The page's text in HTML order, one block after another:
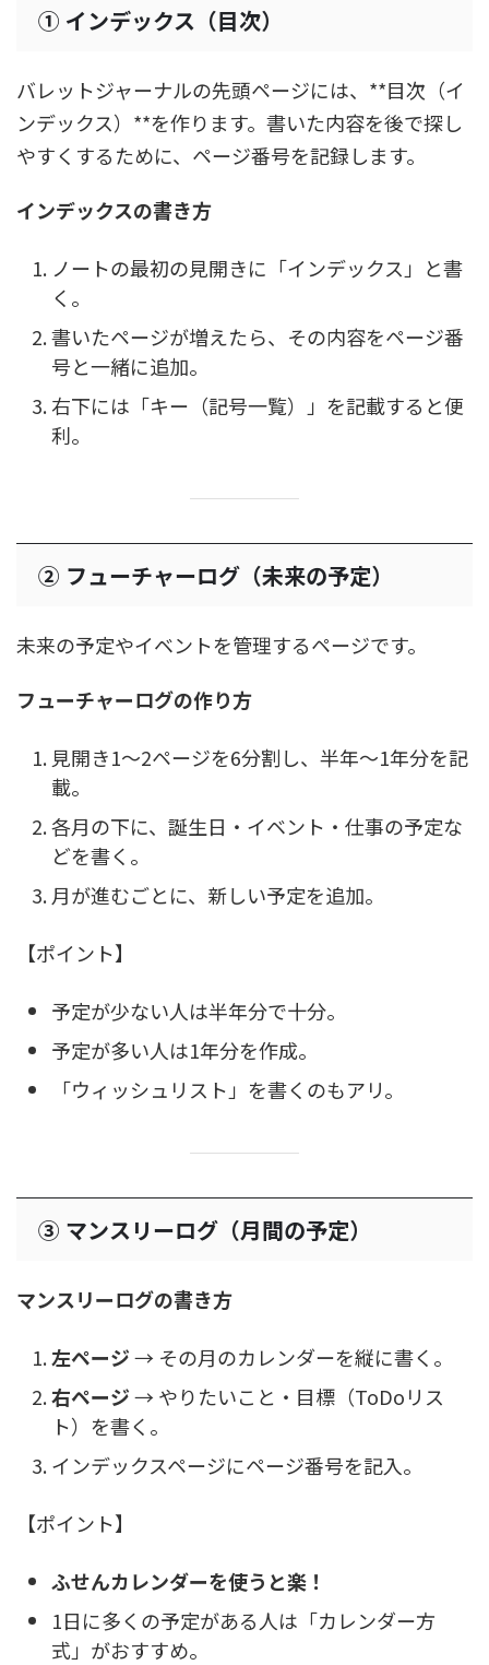
① インデックス（目次）
バレットジャーナルの先頭ページには、**目次（イ
ンデックス）**を作ります。書いた内容を後で探し
やすくするために、ページ番号を記録します。
インデックスの書き方
ノートの最初の見開きに「インデックス」と書
く。
書いたページが増えたら、その内容をページ番
号と一緒に追加。
右下には「キー（記号一覧）」を記載すると便
利。
② フューチャーログ（未来の予定）
未来の予定やイベントを管理するページです。
フューチャーログの作り方
見開き1〜2ページを6分割し、半年〜1年分を記
載。
各月の下に、誕生日・イベント・仕事の予定な
どを書く。
月が進むごとに、新しい予定を追加。
【ポイント】
予定が少ない人は半年分で十分。
予定が多い人は1年分を作成。
「ウィッシュリスト」を書くのもアリ。
③ マンスリーログ（月間の予定）
マンスリーログの書き方
左ページ→ その月のカレンダーを縦に書く。
右ページ→ やりたいこと・目標（ToDoリス
ト）を書く。
インデックスページにページ番号を記入。
【ポイント】
ふせんカレンダーを使うと楽！
1日に多くの予定がある人は「カレンダー方
式」がおすすめ。